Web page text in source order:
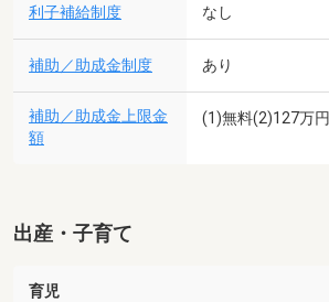
利子補給制度 なし
補助／助成金制度 あり
補助／助成金上限金
額
(1)無料(2)127万円
出産・子育て
育児